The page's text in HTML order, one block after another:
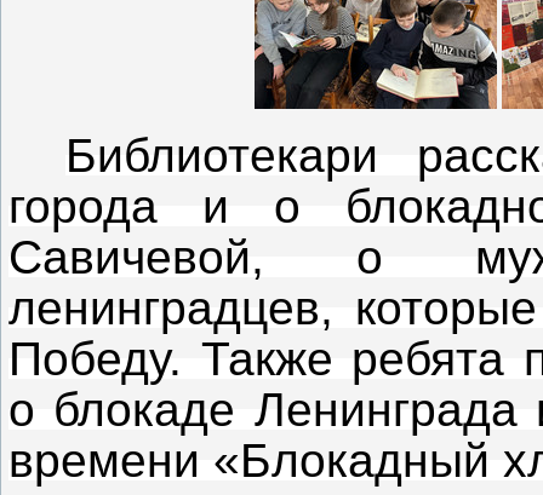
Библиотекари
города и о
Савичевой, о
ленинградцев,
Победу. Также ребята
о блокаде Ленинграда
времени «Блокадный